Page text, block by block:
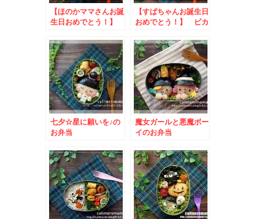
【ほのかママさんお誕
生日おめでとう！】
当
【すぱちゃんお誕生日
おめでとう！】 ピカ
弁当
七夕☆星に願いを♪の
お弁当
魔女ガールと悪魔ボー
イのお弁当